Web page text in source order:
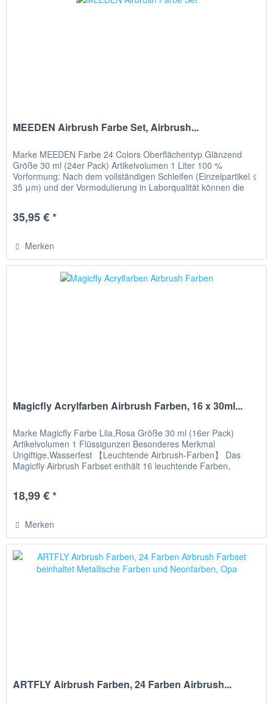
MEEDEN Airbrush Farbe Set, Airbrush...
Marke MEEDEN Farbe 24 Colors Oberflächentyp Glänzend
Größe 30 ml (24er Pack) Artikelvolumen 1 Liter 100 %
Vorformung: Nach dem vollständigen Schleifen (Einzelpartikel ≤
35 μm) und der Vormodulierung in Laborqualität können die
35,95 € *
Merken
Magicfly Acrylfarben Airbrush Farben, 16 x 30ml...
Marke Magicfly Farbe Lila,Rosa Größe 30 ml (16er Pack)
Artikelvolumen 1 Flüssigunzen Besonderes Merkmal
Ungiftige,Wasserfest 【Leuchtende Airbrush-Farben】 Das
Magicfly Airbrush Farbset enthält 16 leuchtende Farben,
18,99 € *
Merken
ARTFLY Airbrush Farben, 24 Farben Airbrush...